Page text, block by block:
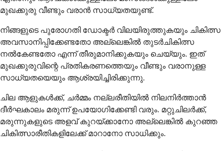
മുഖക്കുരു വീണ്ടും വരാൻ സാധ്യതയുണ്ട്.
നിങ്ങളുടെ പുരോഗതി ഡോക്ടർ വിലയിരുത്തുകയും ചികിത്സ
അവസാനിപ്പിക്കേണ്ടതോ അല്ലെങ്കിൽ തുടർചികിത്സ
നൽകേണ്ടതോ എന്ന് തീരുമാനിക്കുകയും ചെയ്യും. ഇത്
മുഖക്കുരുവിന്റെ പ്രതികരണത്തെയും വീണ്ടും വരാനുള്ള
സാധ്യതയെയും ആശ്രയിച്ചിരിക്കുന്നു.
ചില ആളുകൾക്ക്, ചർമ്മം നല്ലരീതിയിൽ നിലനിർത്താൻ
ദീർഘകാലം മരുന്ന് ഉപയോഗിക്കേണ്ടി വരും. മറ്റുചിലർക്ക്,
മരുന്നുകളുടെ അളവ് കുറയ്ക്കാനോ അല്ലെങ്കിൽ കുറഞ്ഞ
ചികിത്സാരീതികളിലേക്ക് മാറാനോ സാധിക്കും.